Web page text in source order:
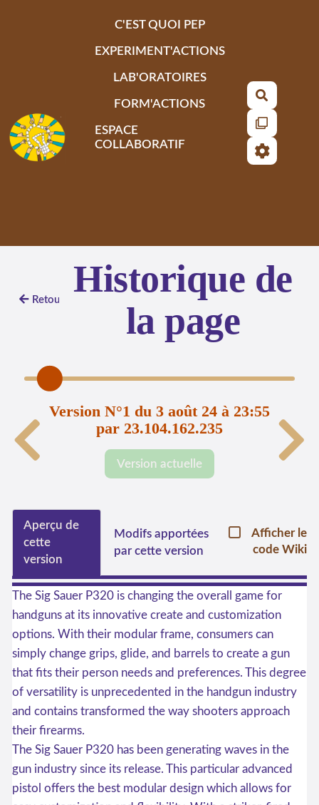
C'EST QUOI PEP
EXPERIMENT'ACTIONS
LAB'ORATOIRES
FORM'ACTIONS
ESPACE
COLLABORATIF
Retour
Historique de
la page
Version N°1 du 3 août 24 à 23:55
par 23.104.162.235
Version actuelle
Aperçu de
cette
version
Modifs apportées
par cette version
Afficher le
code Wiki